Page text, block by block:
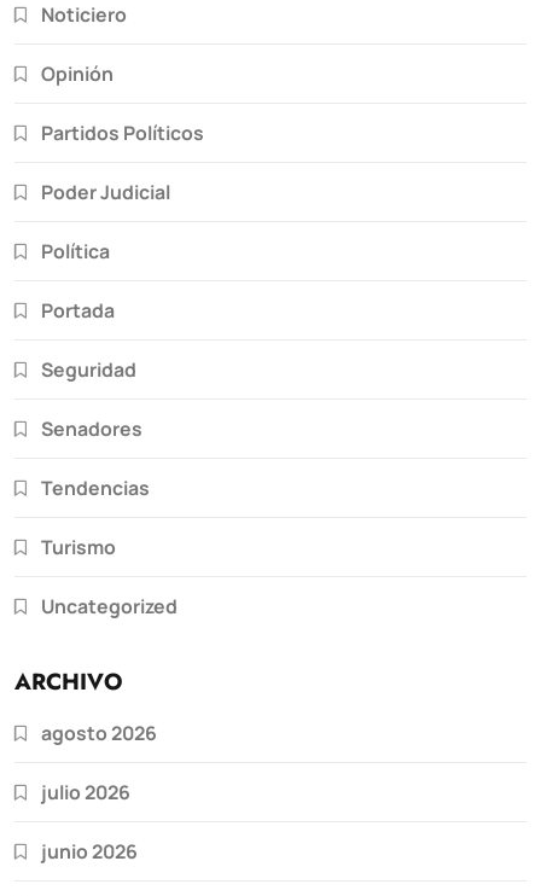
Noticiero
Opinión
Partidos Políticos
Poder Judicial
Política
Portada
Seguridad
Senadores
Tendencias
Turismo
Uncategorized
ARCHIVO
agosto 2026
julio 2026
junio 2026